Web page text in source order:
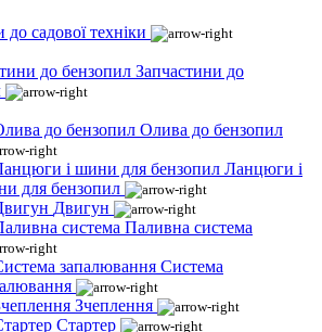
до садової техніки
Запчастини до
Олива до бензопил
Ланцюги і
для бензопил
Двигун
Паливна система
Система
Зчеплення
Стартер